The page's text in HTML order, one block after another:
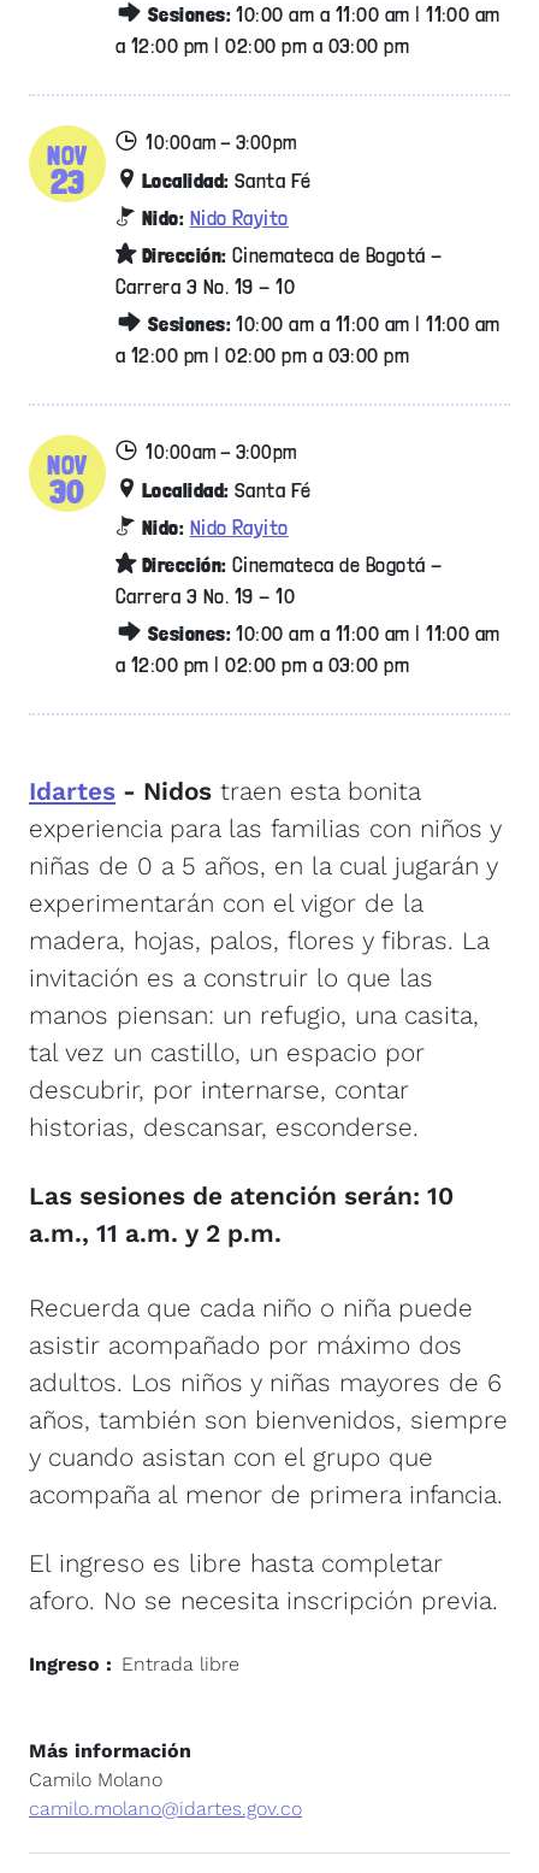
Sesiones:10:00 am a 11:00 am | 11:00 am
a 12:00 pm | 02:00 pm a 03:00 pm
NOV
23
10:00am - 3:00pm
Localidad: Santa Fé
Nido: Nido Rayito
Dirección: Cinemateca de Bogotá -
Carrera 3 No. 19 - 10
Sesiones:10:00 am a 11:00 am | 11:00 am
a 12:00 pm | 02:00 pm a 03:00 pm
NOV
30
10:00am - 3:00pm
Localidad: Santa Fé
Nido: Nido Rayito
Dirección: Cinemateca de Bogotá -
Carrera 3 No. 19 - 10
Sesiones:10:00 am a 11:00 am | 11:00 am
a 12:00 pm | 02:00 pm a 03:00 pm
Idartes - Nidos traen esta bonita
experiencia para las familias con niños y
niñas de 0 a 5 años, en la cual jugarán y
experimentarán con el vigor de la
madera, hojas, palos, flores y fibras. La
invitación es a construir lo que las
manos piensan: un refugio, una casita,
tal vez un castillo, un espacio por
descubrir, por internarse, contar
historias, descansar, esconderse.
Las sesiones de atención serán: 10
a.m., 11 a.m. y 2 p.m.
Recuerda que cada niño o niña puede
asistir acompañado por máximo dos
adultos. Los niños y niñas mayores de 6
años, también son bienvenidos, siempre
y cuando asistan con el grupo que
acompaña al menor de primera infancia.
El ingreso es libre hasta completar
aforo. No se necesita inscripción previa.
Ingreso Entrada libre
Más información
Camilo Molano
camilo.molano@idartes.gov.co